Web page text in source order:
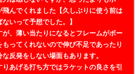
飛んでくれました【久しぶりに使う前は
ないって予想でした。】
が、薄い当たりになるとフレームがボー
もってくれないので伸び不足であったり
な反発をしない場面もあります。
りあげる打ち方ではラケットの良さを引